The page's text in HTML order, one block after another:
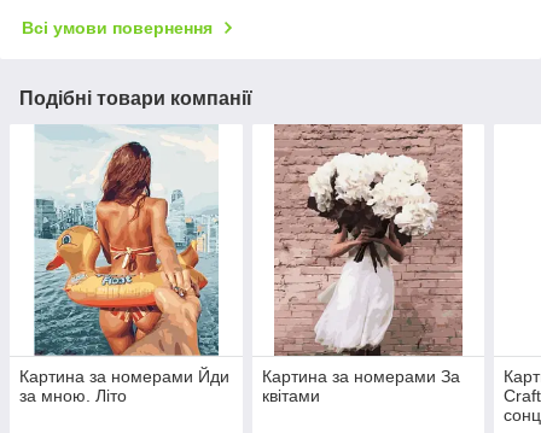
Всі умови повернення
Подібні товари компанії
Картина за номерами Йди
за мною. Літо
Картина за номерами За
квітами